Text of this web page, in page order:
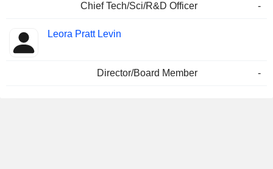
Chief Tech/Sci/R&D Officer -
Leora Pratt Levin
Director/Board Member -